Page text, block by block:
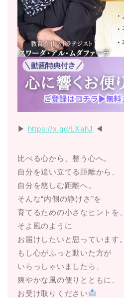
▶︎ https://x.gd/LXahJ ◀︎
比べる心から、整う心へ。
自分を追い立てる距離から、
自分を慈しむ距離へ。
そんな“内側の静けさ”を
育てるための小さなヒントを、
そよ風のように
お届けしたいと思っています。
もし心がふっと動いた方が
いらっしゃいましたら、
爽やかな風の便りとともに、
お受け取りください